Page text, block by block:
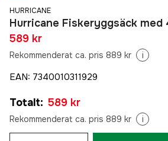
HURRICANE
Hurricane Fiskeryggsäck med
589 kr
Rekommenderat ca. pris 889 kr i
EAN: 7340010311929
Totalt: 589 kr
Rekommenderat ca. pris 889 kr i